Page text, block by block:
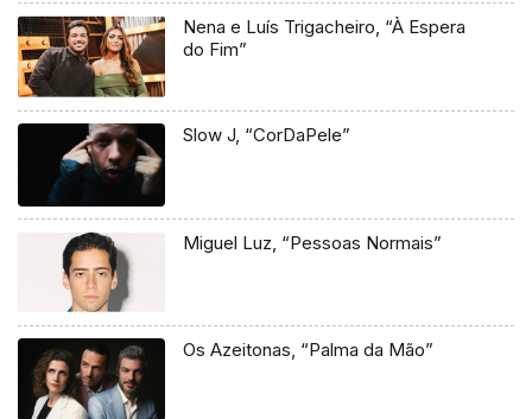
Nena e Luís Trigacheiro, “À Espera
do Fim”
Slow J, “CorDaPele”
Miguel Luz, “Pessoas Normais”
Os Azeitonas, “Palma da Mão”